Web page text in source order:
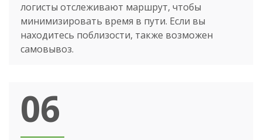
логисты отслеживают маршрут, чтобы
минимизировать время в пути. Если вы
находитесь поблизости, также возможен
самовывоз.
06